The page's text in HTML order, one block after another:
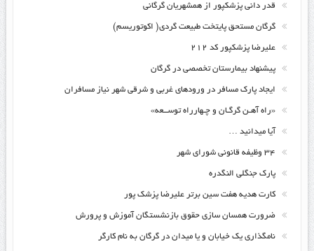
قدر دانی پزشکپور از همشهریان گرگانی
گرگان مستحق پایتخت طبیعت گردی( اکوتوریسم)
علیرضا پزشکپور کد ۲۱۲
پیشنهاد بیمارستان تخصصی در گرگان
ایجاد پارک مسافر در ورودهای غربی و شرقی شهر نیاز مسافران
«راه آهـن گرگـان و چـهارراه توســعه»
آیا میدانید …
۳۴ وظیفه قانونی شورای شهر
پارک جنگلی النگدره
کارت هدیه هفت سین برتر علیرضا پزشک پور
ضرورت همسان سازی حقوق بازنشستگان آموزش و پرورش
نامگذاری یک خیابان و یا میدان در گرگان به نام کارگر